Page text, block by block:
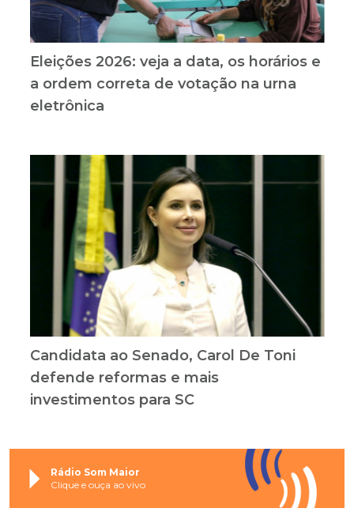
Eleições 2026: veja a data, os horários e
a ordem correta de votação na urna
eletrônica
Candidata ao Senado, Carol De Toni
defende reformas e mais
investimentos para SC
Rádio Som Maior
Clique e ouça ao vivo